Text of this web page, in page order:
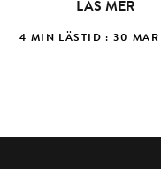
LÄS MER
4 MIN LÄSTID : 30 MAR